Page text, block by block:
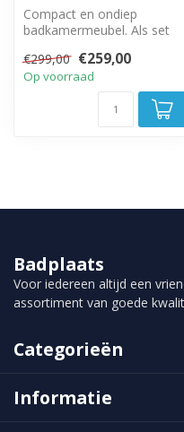
Compact en ondiep
badkamermeubel. Als set
spiegelkast.
€299,00 €259,00
Op voorraad
Badplaats
Voor iedereen altijd een
assortiment van goede
Categorieën
Informatie